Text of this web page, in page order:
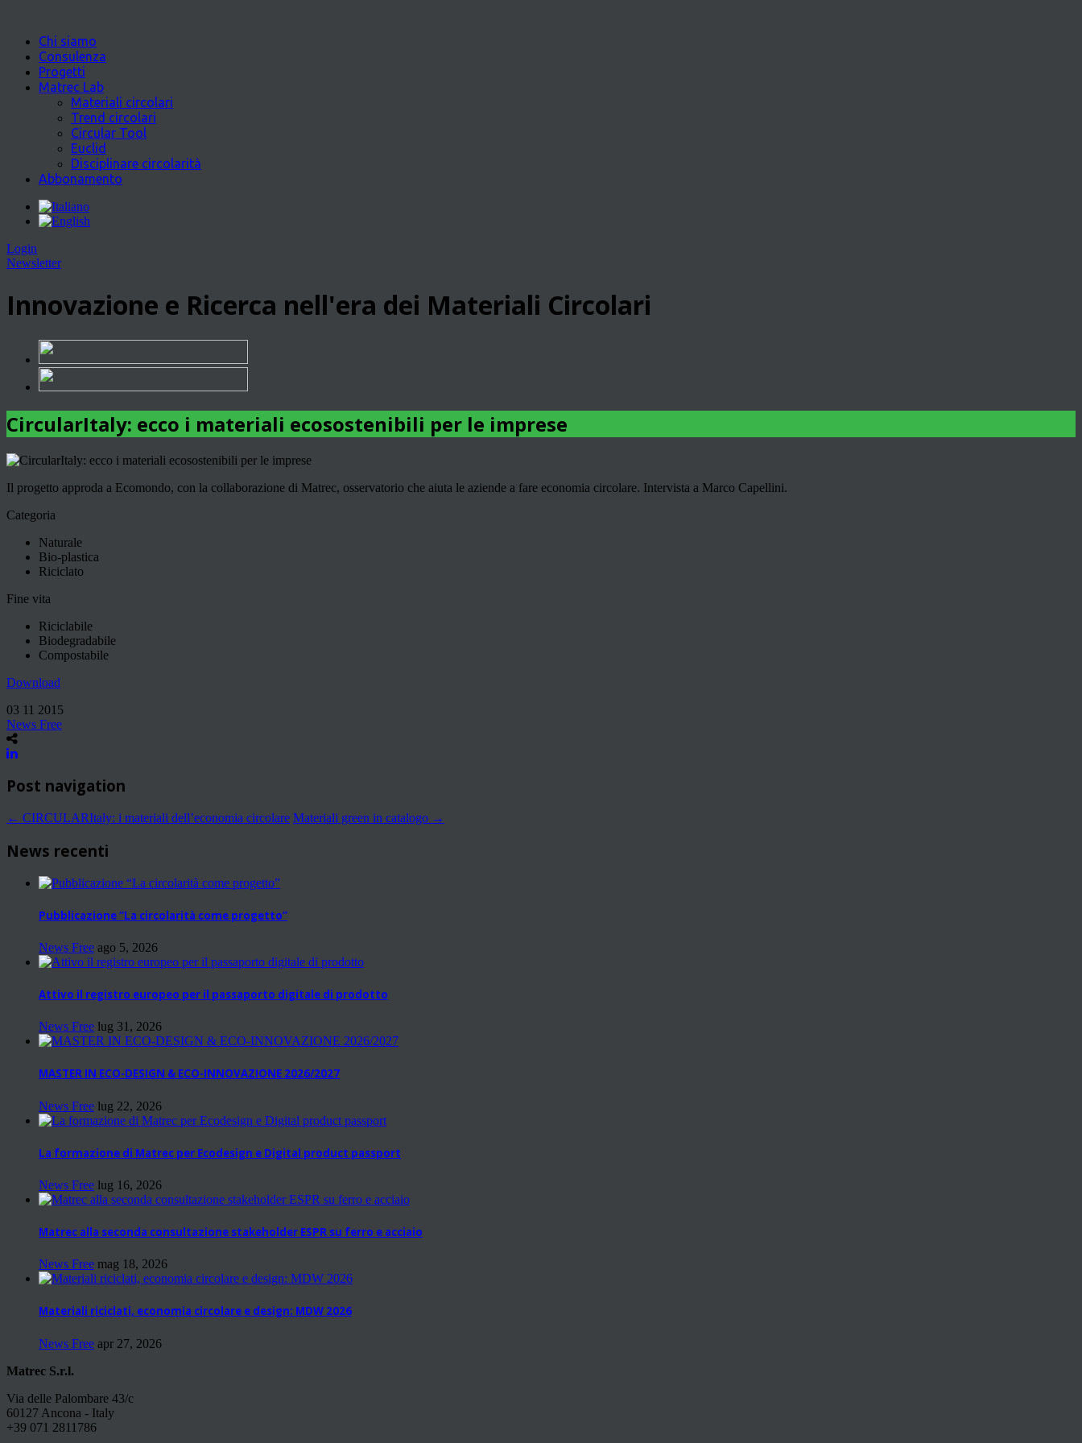
Chi siamo
Consulenza
Progetti
Matrec Lab
Materiali circolari
Trend circolari
Circular Tool
Euclid
Disciplinare circolarità
Abbonamento
Login
Newsletter
Innovazione e Ricerca nell'era dei Materiali Circolari
CircularItaly: ecco i materiali ecosostenibili per le imprese
Il progetto approda a Ecomondo, con la collaborazione di Matrec, osservatorio che aiuta le aziende a fare economia circolare. Intervista a Marco Capellini.
Categoria
Naturale
Bio-plastica
Riciclato
Fine vita
Riciclabile
Biodegradabile
Compostabile
Download
03 11 2015
News Free
Post navigation
← CIRCULARItaly: i materiali dell’economia circolare Materiali green in catalogo →
News recenti
Pubblicazione “La circolarità come progetto”
News Free ago 5, 2026
Attivo il registro europeo per il passaporto digitale di prodotto
News Free lug 31, 2026
MASTER IN ECO-DESIGN & ECO-INNOVAZIONE 2026/2027
News Free lug 22, 2026
La formazione di Matrec per Ecodesign e Digital product passport
News Free lug 16, 2026
Matrec alla seconda consultazione stakeholder ESPR su ferro e acciaio
News Free mag 18, 2026
Materiali riciclati, economia circolare e design: MDW 2026
News Free apr 27, 2026
Matrec S.r.l.
Via delle Palombare 43/c
60127 Ancona - Italy
+39 071 2811786